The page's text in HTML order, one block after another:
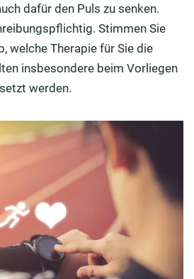
dafür den Puls zu senken.
Stimmen Sie
welche Therapie für Sie die
insbesondere beim Vorliegen
werden.